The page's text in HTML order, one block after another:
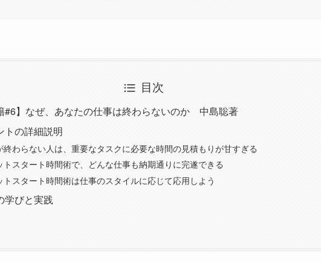
目次
#6】なぜ、あなたの仕事は終わらないのか 中島聡著
トの詳細説明
終わらない人は、重要なタスクに必要な時間の見積もりが甘すぎる
トスタート時間術で、どんな仕事も納期通りに完遂できる
トスタート時間術は仕事のスタイルに応じて応用しよう
学びと実践